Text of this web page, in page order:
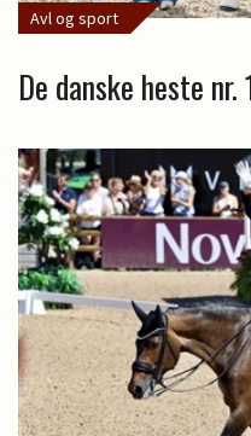
Avl og sport
De danske heste